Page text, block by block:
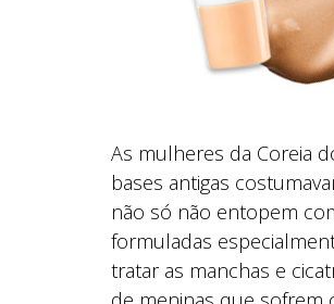
As mulheres da Coreia
bases antigas
não só não entopem
formuladas
tratar as manchas e